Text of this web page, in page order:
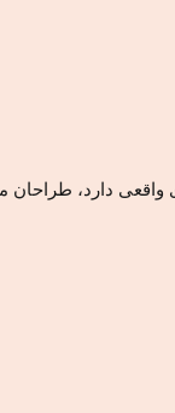
واقعی دارد،